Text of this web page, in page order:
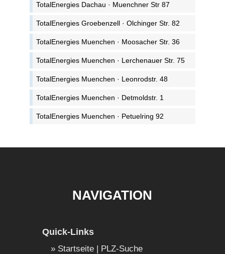
TotalEnergies Dachau · Muenchner Str 87
TotalEnergies Groebenzell · Olchinger Str. 82
TotalEnergies Muenchen · Moosacher Str. 36
TotalEnergies Muenchen · Lerchenauer Str. 75
TotalEnergies Muenchen · Leonrodstr. 48
TotalEnergies Muenchen · Detmoldstr. 1
TotalEnergies Muenchen · Petuelring 92
NAVIGATION
Quick-Links
Startseite | PLZ-Suche